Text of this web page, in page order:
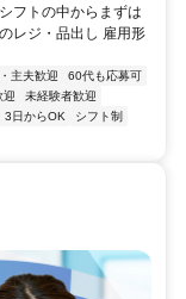
フトの中からまずは
レジ・品出し 雇用形
主夫歓迎
60代も応募可
迎
未経験者歓迎
3日からOK
シフト制